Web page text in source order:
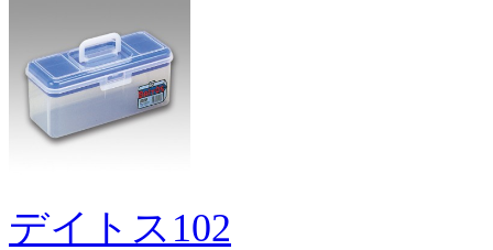
デイトス102